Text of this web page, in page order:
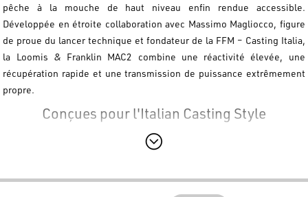
pêche à la mouche de haut niveau enfin rendue accessible.
Développée en étroite collaboration avec Massimo Magliocco, figure
de proue du lancer technique et fondateur de la FFM – Casting Italia,
la Loomis & Franklin MAC2 combine une réactivité élevée, une
récupération rapide et une transmission de puissance extrêmement
propre.
Conçues pour l'Italian Casting Style
La série de cannes pour la pêche à la mouche
a été conçue pour garantir une précision chirurgicale et de la
matériaux de qualité de laLoomis & Franklin MAC2assurent des